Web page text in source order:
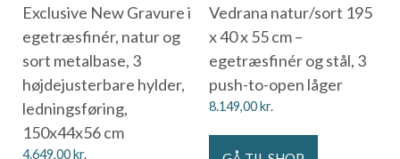
Exclusive New Gravure i
egetræsfinér, natur og
sort metalbase, 3
højdejusterbare hylder,
ledningsføring,
150x44x56 cm
4.649,00kr.
Vedrana natur/sort 195
x 40 x 55 cm –
egetræsfinér og stål, 3
push-to-open låger
8.149,00kr.